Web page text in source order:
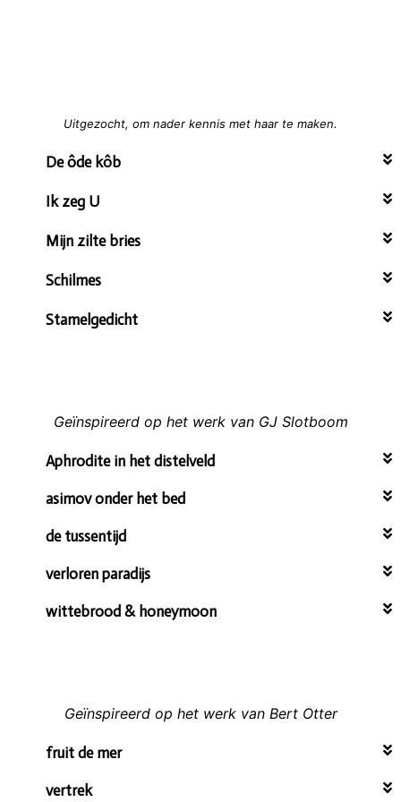
Uitgezocht, om nader kennis met haar te maken.
De ôde kôb
Ik zeg U
Mijn zilte bries
Schilmes
Stamelgedicht
Geïnspireerd op het werk van GJ Slotboom
Aphrodite in het distelveld
asimov onder het bed
de tussentijd
verloren paradijs
wittebrood & honeymoon
Geïnspireerd op het werk van Bert Otter
fruit de mer
vertrek